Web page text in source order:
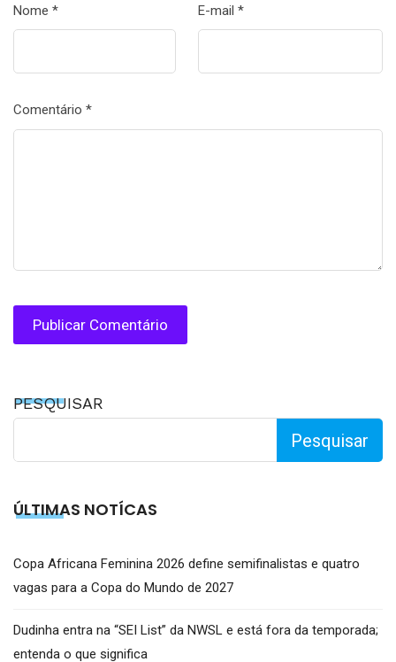
Nome * E-mail *
Comentário *
PESQUISAR
Pesquisar
ÚLTIMAS NOTÍCAS
Copa Africana Feminina 2026 define semifinalistas e quatro
vagas para a Copa do Mundo de 2027
Dudinha entra na “SEI List” da NWSL e está fora da temporada;
entenda o que significa